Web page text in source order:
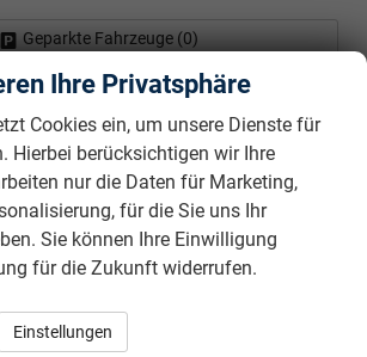
Geparkte Fahrzeuge (0)
Ihre Privatsphäre
Cookies ein, um unsere Dienste für
Hierbei berücksichtigen wir Ihre
nur die Daten für Marketing,
für die Sie uns Ihr
Sie können Ihre Einwilligung
für die Zukunft widerrufen.
Einstellungen